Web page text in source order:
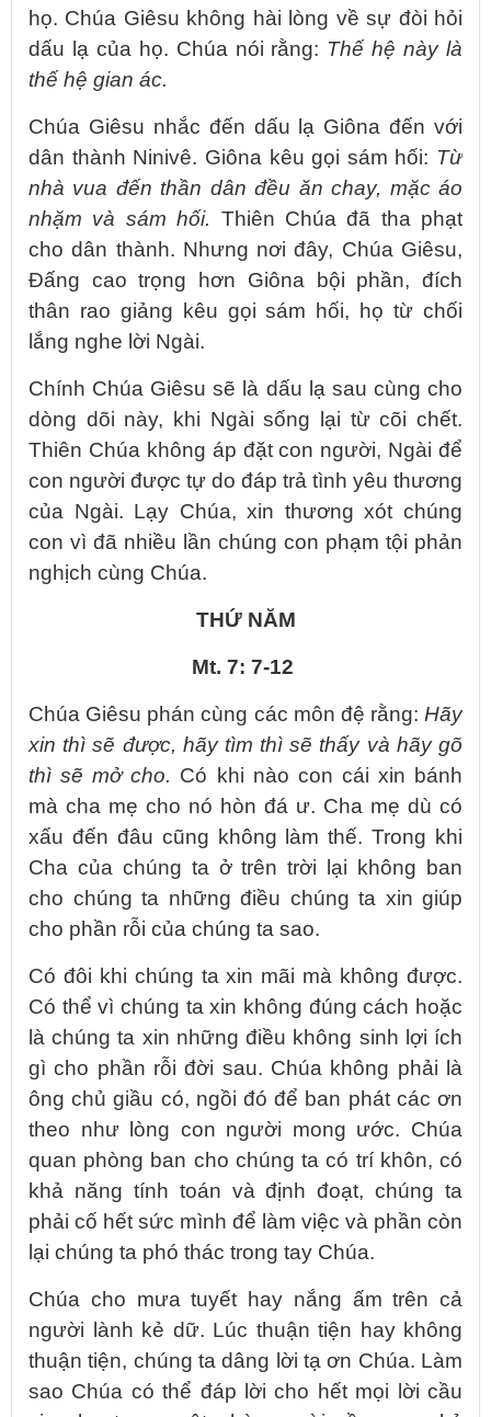
họ. Chúa Giêsu không hài lòng về sự đòi hỏi
dấu lạ của họ. Chúa nói rằng: Thế hệ này là
thế hệ gian ác.
Chúa Giêsu nhắc đến dấu lạ Giôna đến với
dân thành Ninivê. Giôna kêu gọi sám hối: Từ
nhà vua đến thần dân đều ăn chay, mặc áo
nhặm và sám hối. Thiên Chúa đã tha phạt
cho dân thành. Nhưng nơi đây, Chúa Giêsu,
Đấng cao trọng hơn Giôna bội phần, đích
thân rao giảng kêu gọi sám hối, họ từ chối
lắng nghe lời Ngài.
Chính Chúa Giêsu sẽ là dấu lạ sau cùng cho
dòng dõi này, khi Ngài sống lại từ cõi chết.
Thiên Chúa không áp đặt con người, Ngài để
con người được tự do đáp trả tình yêu thương
của Ngài. Lạy Chúa, xin thương xót chúng
con vì đã nhiều lần chúng con phạm tội phản
nghịch cùng Chúa.
THỨ NĂM
Mt. 7: 7-12
Chúa Giêsu phán cùng các môn đệ rằng: Hãy
xin thì sẽ được, hãy tìm thì sẽ thấy và hãy gõ
thì sẽ mở cho. Có khi nào con cái xin bánh
mà cha mẹ cho nó hòn đá ư. Cha mẹ dù có
xấu đến đâu cũng không làm thế. Trong khi
Cha của chúng ta ở trên trời lại không ban
cho chúng ta những điều chúng ta xin giúp
cho phần rỗi của chúng ta sao.
Có đôi khi chúng ta xin mãi mà không được.
Có thể vì chúng ta xin không đúng cách hoặc
là chúng ta xin những điều không sinh lợi ích
gì cho phần rỗi đời sau. Chúa không phải là
ông chủ giầu có, ngồi đó để ban phát các ơn
theo như lòng con người mong ước. Chúa
quan phòng ban cho chúng ta có trí khôn, có
khả năng tính toán và định đoạt, chúng ta
phải cố hết sức mình để làm việc và phần còn
lại chúng ta phó thác trong tay Chúa.
Chúa cho mưa tuyết hay nắng ấm trên cả
người lành kẻ dữ. Lúc thuận tiện hay không
thuận tiện, chúng ta dâng lời tạ ơn Chúa. Làm
sao Chúa có thể đáp lời cho hết mọi lời cầu